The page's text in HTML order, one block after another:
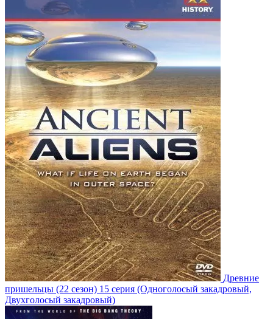
Древние
пришельцы (22 сезон) 15 серия (Одноголосый закадровый,
Двухголосый закадровый)